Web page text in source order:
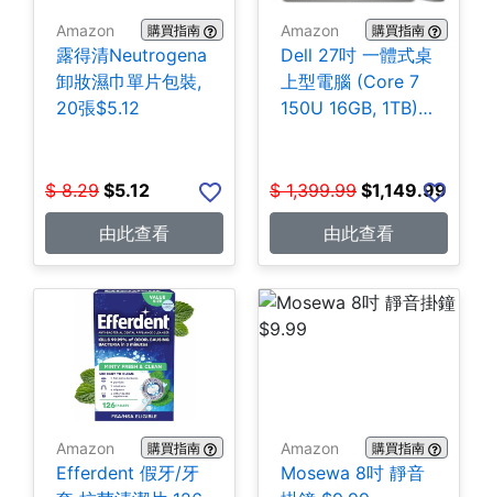
Amazon 購買指南
露得清Neutrogena
卸妝濕巾單片包裝,
20張$5.12
$ 8.29 $5.12
由此查看
Amazon 購買指南
Dell 27吋 一體式桌
上型電腦 (Core 7
150U 16GB, 1TB)
$ 1,399.99 $1,149.99
由此查看
Amazon 購買指南
Efferdent 假牙/牙
Amazon 購買指南
Mosewa 8吋 靜音